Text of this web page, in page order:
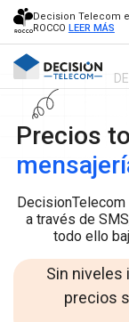
Decision Telecom
ROCCO LEER MÁS
Precios
a través de
todo ello
Sin niveles
precios